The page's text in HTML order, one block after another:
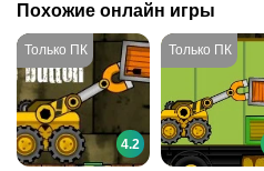
Похожие онлайн игры
4.2